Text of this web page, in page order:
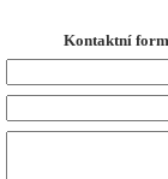
Kontaktní